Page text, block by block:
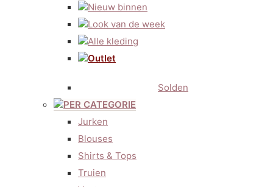
Nieuw binnen
Look van de week
Alle kleding
Outlet
Solden
PER CATEGORIE
Jurken
Blouses
Shirts & Tops
Truien